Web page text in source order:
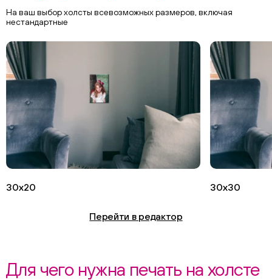
На ваш выбор холсты всевозможных размеров, включая
нестандартные
30х20 30х30
Перейти в редактор
Для чего нужна печать на холсте